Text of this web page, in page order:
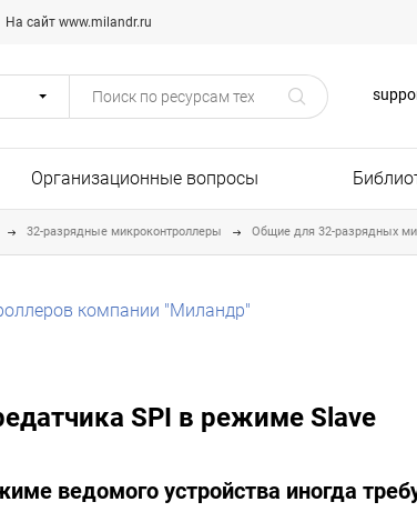
На сайт www.milandr.ru
Организационные вопросы
32-разрядные микроконтроллеры Общие для 32-разрядных
компании "Миландр"
SPI в режиме Slave
ведомого устройства иногда